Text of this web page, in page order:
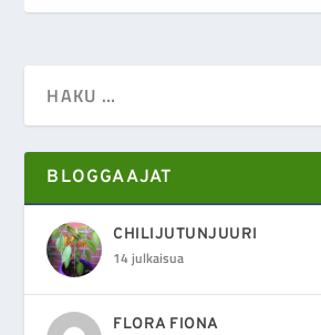
BLOGGAAJAT
CHILIJUTUNJUURI
14 julkaisua
FLORA FIONA